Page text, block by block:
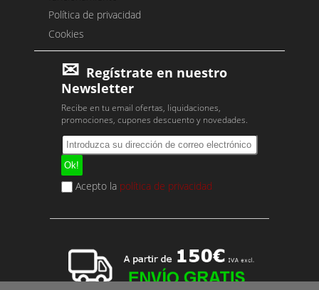
Política de privacidad
Cookies
Regístrate en nuestro
Newsletter
Recibe en tu email ofertas, liquidaciones,
promociones, cupones descuento y novedades.
Acepto la política de privacidad